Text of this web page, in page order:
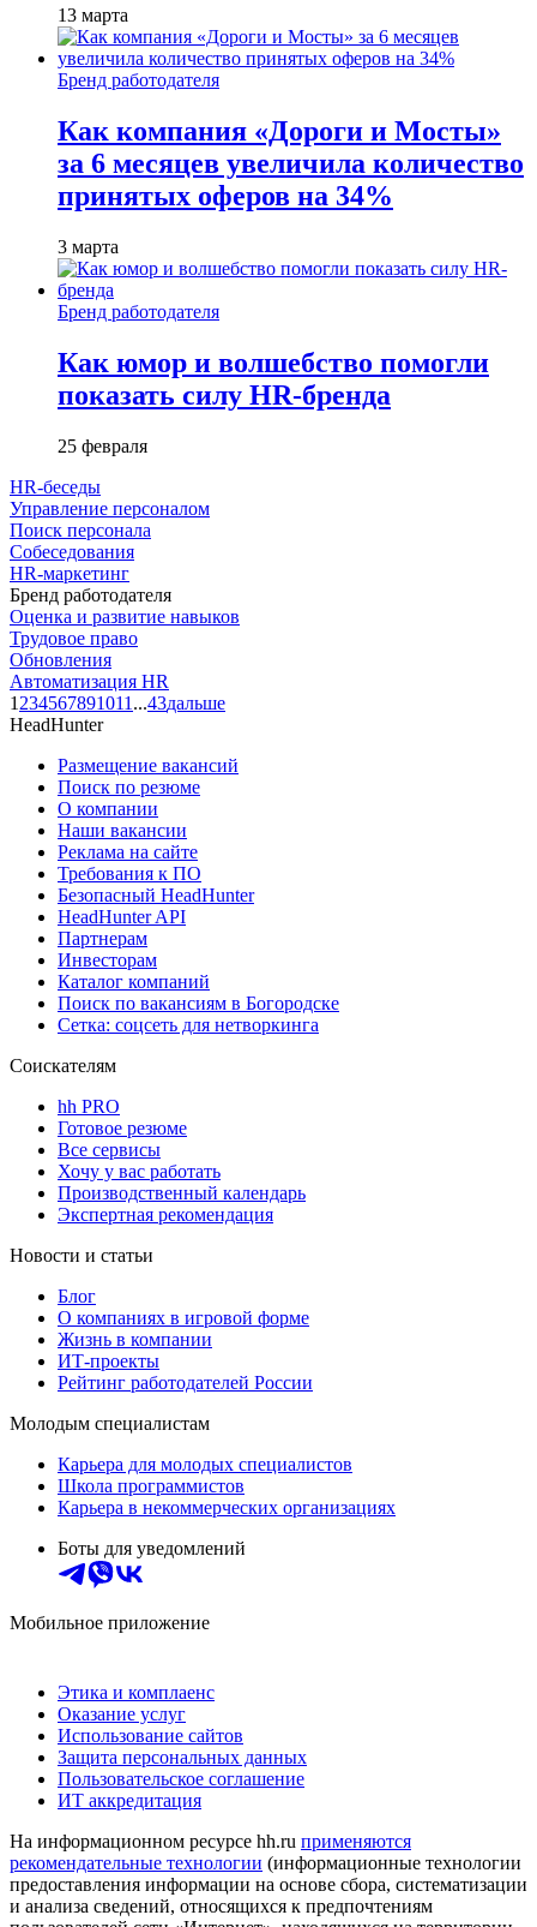
13 марта
Бренд работодателя
Как компания «Дороги и Мосты»
за 6 месяцев увеличила количество
принятых оферов на 34%
3 марта
Бренд работодателя
Как юмор и волшебство помогли
показать силу HR-бренда
25 февраля
HR-беседы
Управление персоналом
Поиск персонала
Собеседования
HR-маркетинг
Бренд работодателя
Оценка и развитие навыков
Трудовое право
Обновления
Автоматизация HR
1 234567891011 ...43дальше
HeadHunter
Размещение вакансий
Поиск по резюме
О компании
Наши вакансии
Реклама на сайте
Требования к ПО
Безопасный HeadHunter
HeadHunter API
Партнерам
Инвесторам
Каталог компаний
Поиск по вакансиям в Богородске
Сетка: соцсеть для нетворкинга
Соискателям
hh PRO
Готовое резюме
Все сервисы
Хочу у вас работать
Производственный календарь
Экспертная рекомендация
Новости и статьи
Блог
О компаниях в игровой форме
Жизнь в компании
ИТ-проекты
Рейтинг работодателей России
Молодым специалистам
Карьера для молодых специалистов
Школа программистов
Карьера в некоммерческих организациях
Боты для уведомлений
Мобильное приложение
Этика и комплаенс
Оказание услуг
Использование сайтов
Защита персональных данных
Пользовательское соглашение
ИТ аккредитация
На информационном ресурсе hh.ru применяются
рекомендательные технологии (информационные технологии
предоставления информации на основе сбора, систематизации
и анализа сведений, относящихся к предпочтениям